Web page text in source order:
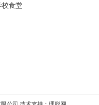
校食堂